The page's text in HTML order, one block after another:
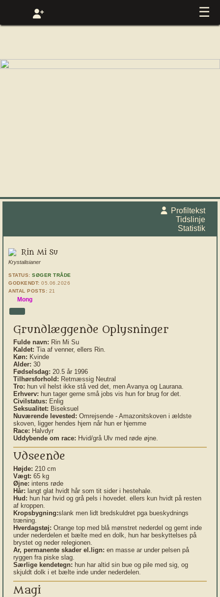
☰
Profiltekst
Tidslinje
Statistik
Rin Mi Su
Krystalisianer
STATUS: SØGER TRÅDE
GODKENDT: 05.06.2026
ANTAL POSTS: 21
Mong
Grundlæggende Oplysninger
Fulde navn: Rin Mi Su
Kaldet: Tia af venner, ellers Rin.
Køn: Kvinde
Alder: 30
Fødselsdag: 20.5 år 1996
Tilhørsforhold: Retmæssig Neutral
Tro: hun vil helst ikke stå ved det, men Avanya og Laurana.
Erhverv: hun tager gerne små jobs vis hun for brug for det.
Civilstatus: Enlig
Seksualitet: Biseksuel
Nuværende levested: Omrejsende - Amazonitskoven i ældste
skoven, ligger hendes hjem når hun er hjemme
Race: Halvdyr
Uddybende om race: Hvid/grå Ulv med røde øjne.
Udseende
Højde: 210 cm
Vægt: 65 kg
Øjne: intens røde
Hår: langt glat hvidt hår som tit sider i hestehale.
Hud: hun har hvid og grå pels i hovedet. ellers kun hvidt på resten
af kroppen.
Kropsbygning:slank men lidt bredskuldret pga bueskydnings
træning.
Hverdagstøj: Orange top med blå mønstret nederdel og gemt inde
under nederdelen et bælte med en dolk, hun har beskyttelses på
brystet og neder relegionen.
Ar, permanente skader el.lign: en masse ar under pelsen på
ryggen fra piske slag.
Særlige kendetegn: hun har altid sin bue og pile med sig, og
skjuldt dolk i et bælte inde under nederdelen.
Magi